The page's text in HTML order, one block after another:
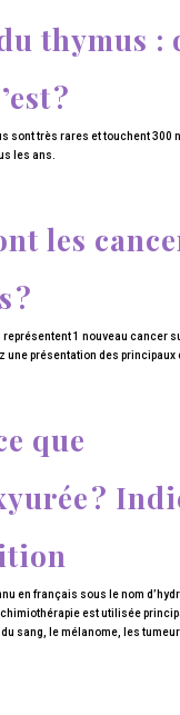
thymus :
?
sont très rares et touchent 300
les ans.
les
?
représentent 1 nouveau cancer
une présentation des principaux
que
?
en français sous le nom
est utilisée
sang, le mélanome, les